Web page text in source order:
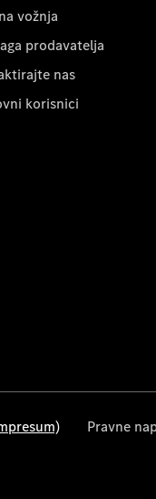
vožnja
prodavatelja
nas
korisnici
Pravne